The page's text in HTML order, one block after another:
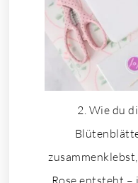
Wie du
Rose entsteht